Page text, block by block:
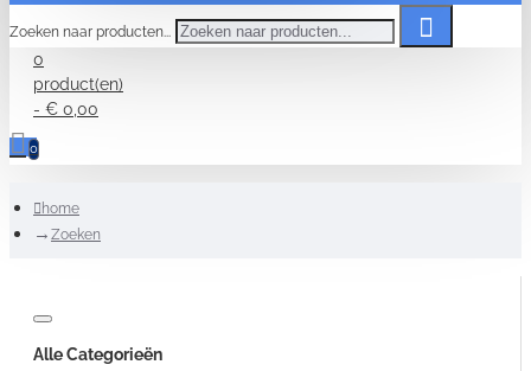
Zoeken naar producten...
0
product(en)
- € 0,00
0
home
Zoeken
Alle Categorieën